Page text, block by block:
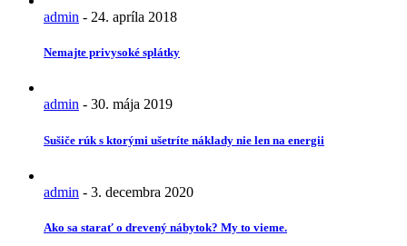
admin - 24. apríla 2018
Nemajte privysoké splátky
admin - 30. mája 2019
Sušiče rúk s ktorými ušetríte náklady nie len na energii
admin - 3. decembra 2020
Ako sa starať o drevený nábytok? My to vieme.